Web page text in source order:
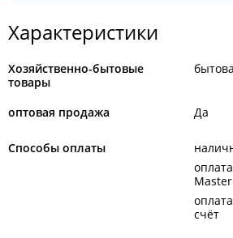
Характеристики
Хозяйственно-бытовые
товары
оптовая продажа Да
Способы оплаты
счёт